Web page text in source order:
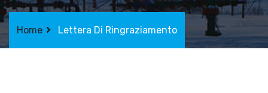
Home Lettera Di Ringraziamento